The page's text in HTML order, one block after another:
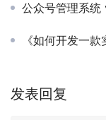
公众号管理系统
《如何开发一
发表回复